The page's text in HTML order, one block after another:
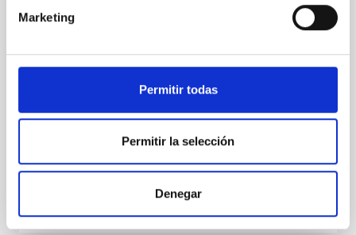
Marketing
Permitir todas
Permitir la selección
Denegar
on planetary atmospheres remain largely
at the
Waas, Jourdan et al.
Fecha de publicación: 6 2026
BIBCODE 2026ASTCS..1100130W